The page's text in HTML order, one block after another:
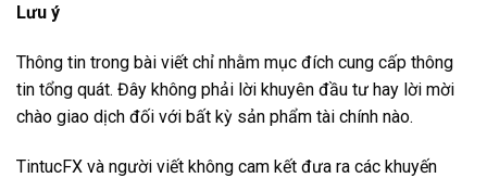
Lưu ý
Thông tin trong bài viết chỉ nhằm mục đích cung cấp thông
tin tổng quát. Đây không phải lời khuyên đầu tư hay lời mời
chào giao dịch đối với bất kỳ sản phẩm tài chính nào.
TintucFX và người viết không cam kết đưa ra các khuyến